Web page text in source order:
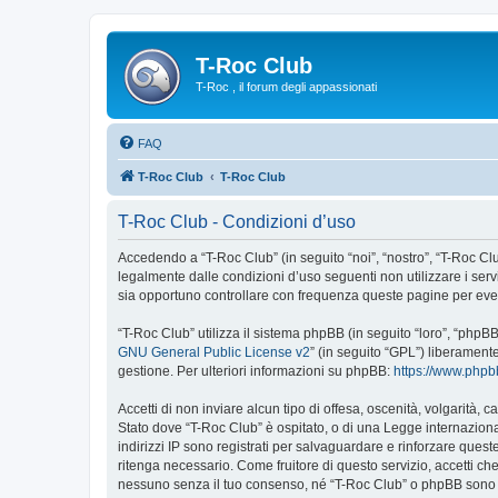
T-Roc Club
T-Roc , il forum degli appassionati
FAQ
T-Roc Club T-Roc Club
T-Roc Club - Condizioni d’uso
Accedendo a “T-Roc Club” (in seguito “noi”, “nostro”, “T-Roc
legalmente dalle condizioni d’uso seguenti non utilizzare i
sia opportuno controllare con frequenza queste pagine per
“T-Roc Club” utilizza il sistema phpBB (in seguito “loro”,
GNU General Public License v2” (in seguito “GPL”)
gestione. Per ulteriori informazioni su phpBB: https://
Accetti di non inviare alcun tipo di offesa, oscenità, volgarità,
Stato dove “T-Roc Club” è ospitato, o di una Legge
indirizzi IP sono registrati per salvaguardare e rinforzare
ritenga necessario. Come fruitore di questo servizio, accetti
nessuno senza il tuo consenso, né “T-Roc Club” o phpBB